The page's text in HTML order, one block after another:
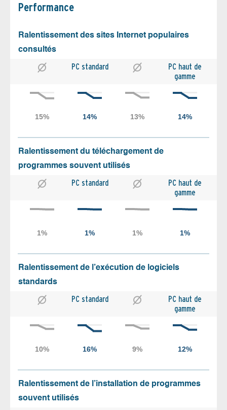
Performance
Ralentissement des sites Internet populaires
consultés
PC standard
PC haut de
gamme
Ralentissement du téléchargement de
programmes souvent utilisés
PC standard
PC haut de
gamme
Ralentissement de l’exécution de logiciels
standards
PC standard
PC haut de
gamme
Ralentissement de l’installation de programmes
souvent utilisés